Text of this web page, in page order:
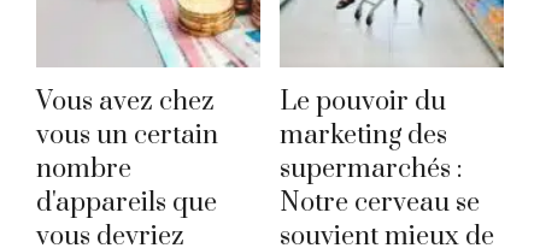
Vous avez chez
vous un certain
nombre
d'appareils que
vous devriez
Le pouvoir du
marketing des
supermarchés :
Notre cerveau se
souvient mieux de